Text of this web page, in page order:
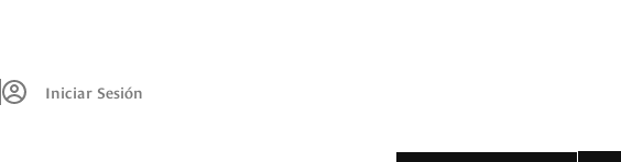
Iniciar Sesión